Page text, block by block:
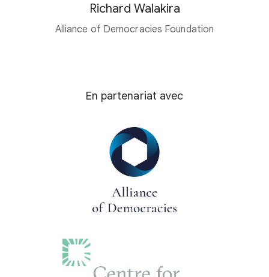
Richard Walakira
Alliance of Democracies Foundation
En partenariat avec